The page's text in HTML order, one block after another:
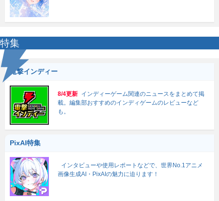
特集
電撃インディー
8/4更新 インディーゲーム関連のニュースをまとめて掲
載。編集部おすすめのインディゲームのレビューなど
も。
PixAI特集
インタビューや使用レポートなどで、世界No.1アニメ
画像生成AI・PixAIの魅力に迫ります！